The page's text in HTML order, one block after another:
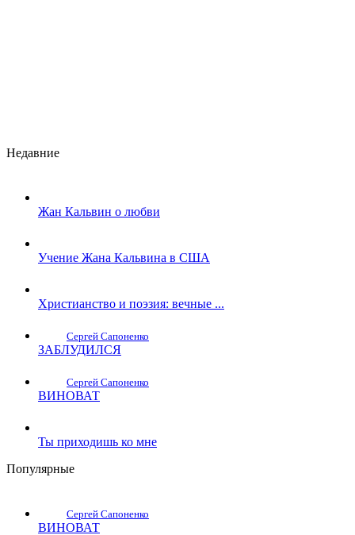
Недавние
Жан Кальвин о любви
Учение Жана Кальвина в США
Христианство и поэзия: вечные ...
Сергей Сапоненко
ЗАБЛУДИЛСЯ
Сергей Сапоненко
ВИНОВАТ
Ты приходишь ко мне
Популярные
Сергей Сапоненко
ВИНОВАТ